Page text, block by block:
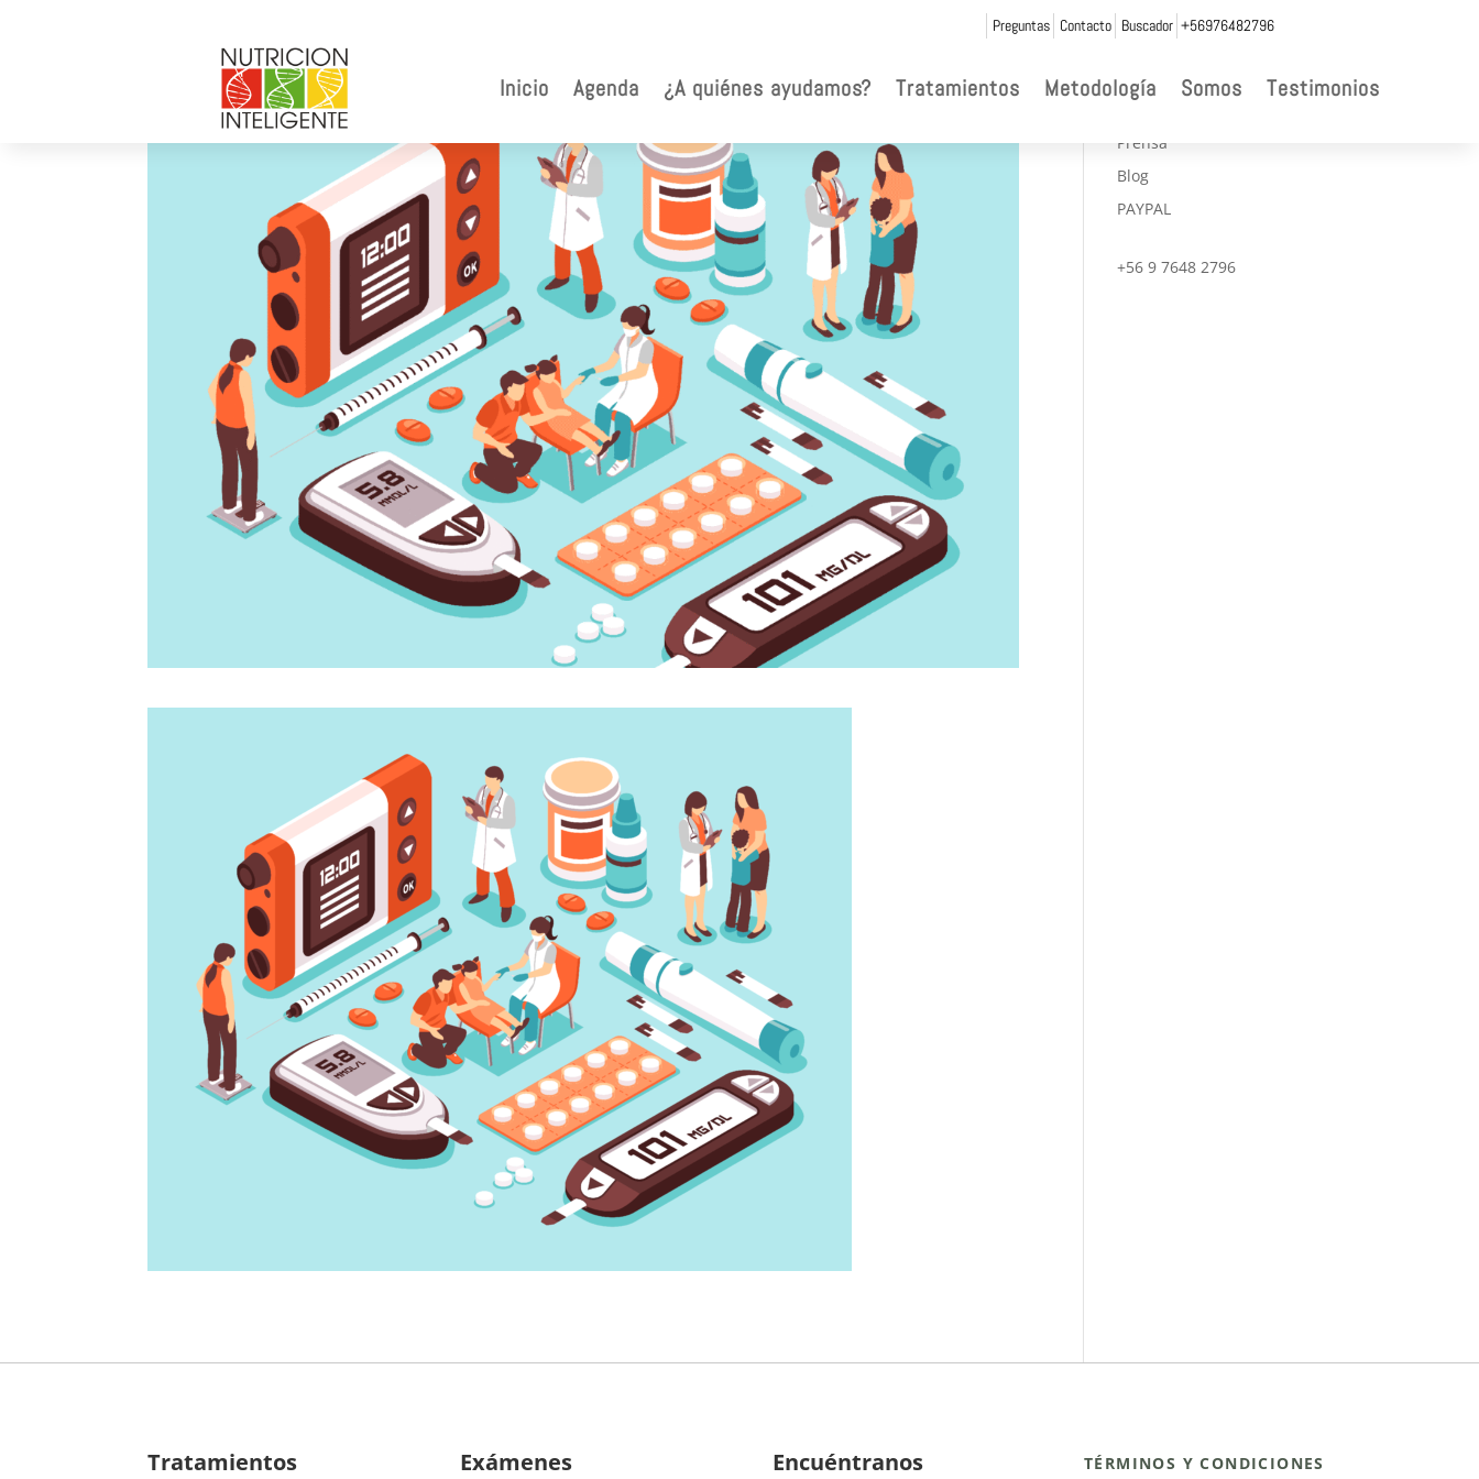
Preguntas Contacto Buscador +56976482796
Inicio Agenda ¿A quiénes ayudamos? Tratamientos Metodología Somos Testimonios
Web Admin NI| Nov 19, 2021
Prensa
Blog
PAYPAL
+56 9 7648 2796
Tratamientos Exámenes Encuéntranos TÉRMINOS Y CONDICIONES